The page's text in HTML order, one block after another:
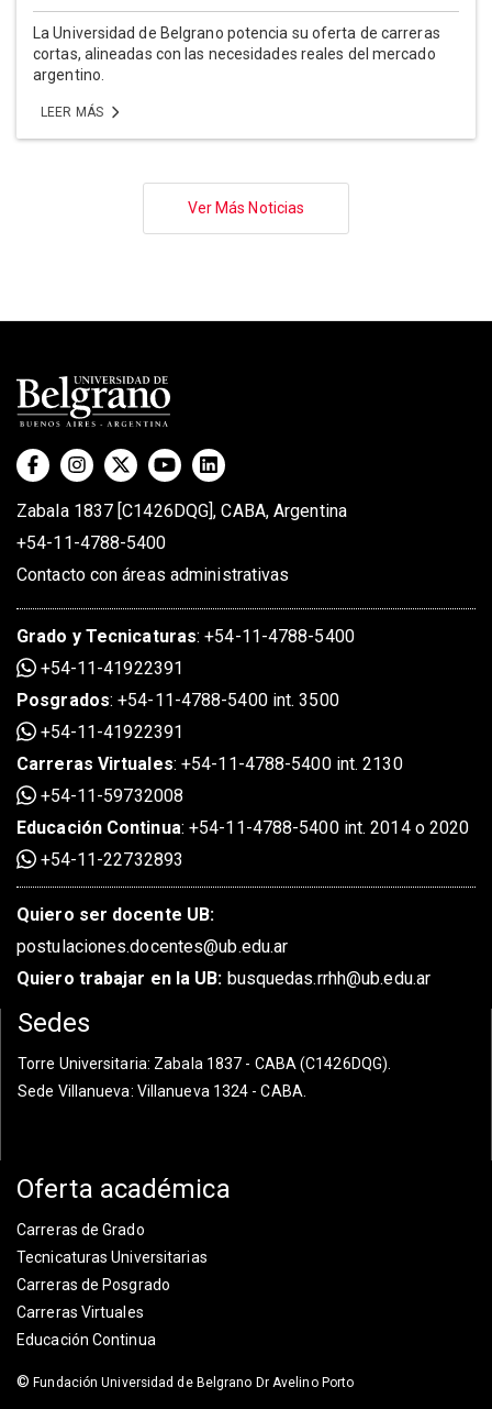
La Universidad de Belgrano potencia su oferta de carreras
cortas, alineadas con las necesidades reales del mercado
argentino.
LEER MÁS
Ver Más Noticias
Zabala 1837 [C1426DQG], CABA, Argentina
+54-11-4788-5400
Contacto con áreas administrativas
Grado y Tecnicaturas:+54-11-4788-5400
+54-11-41922391
Posgrados:+54-11-4788-5400 int. 3500
+54-11-41922391
Carreras Virtuales:+54-11-4788-5400 int. 2130
+54-11-59732008
Educación Continua:+54-11-4788-5400 int. 2014 o 2020
+54-11-22732893
Quiero ser docente UB:
postulaciones.docentes@ub.edu.ar
Quiero trabajar en la UB: busquedas.rrhh@ub.edu.ar
Sedes
Torre Universitaria: Zabala 1837 - CABA (C1426DQG).
Sede Villanueva: Villanueva 1324 - CABA.
Oferta académica
Carreras de Grado
Tecnicaturas Universitarias
Carreras de Posgrado
Carreras Virtuales
Educación Continua
© Fundación Universidad de Belgrano Dr Avelino Porto